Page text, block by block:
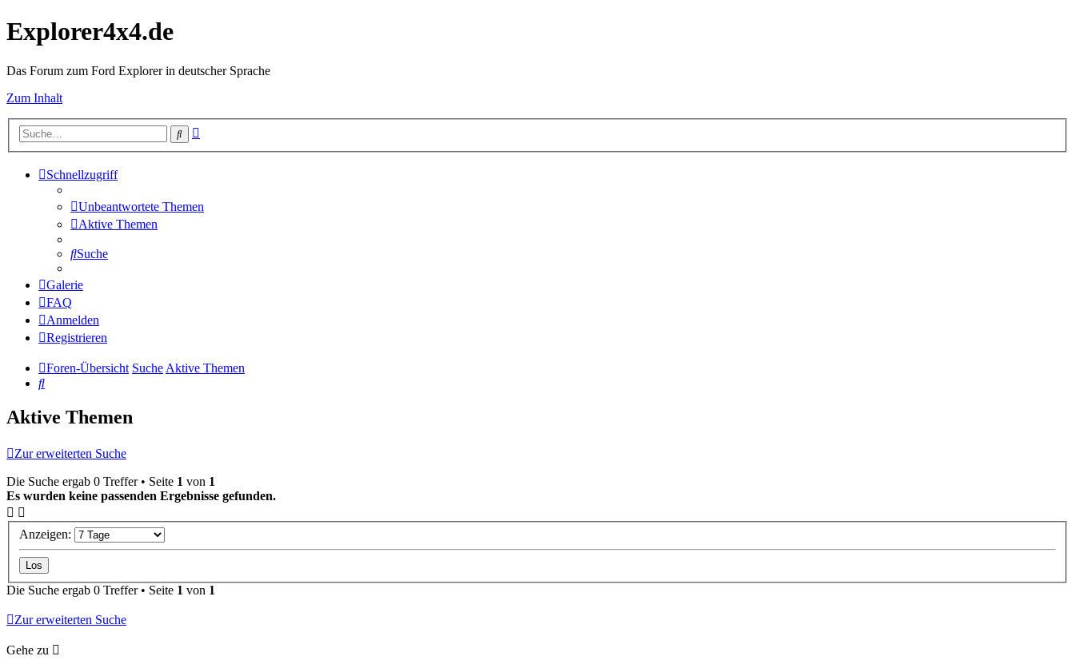
Explorer4x4.de
Das Forum zum Ford Explorer in deutscher Sprache
Zum Inhalt
Suche
Schnellzugriff
Unbeantwortete Themen
Aktive Themen
Suche
Galerie
FAQ
Anmelden
Registrieren
Foren-Übersicht SucheAktive Themen
Suche
Aktive Themen
Zur erweiterten Suche
Die Suche ergab 0 Treffer • Seite 1 von 1
Es wurden keine passenden Ergebnisse gefunden.
Anzeigen:
Die Suche ergab 0 Treffer • Seite 1 von 1
Zur erweiterten Suche
Gehe zu